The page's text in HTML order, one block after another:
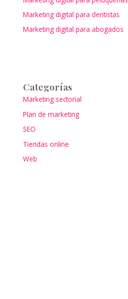
Marketing digital para dentistas
Marketing digital para abogados
Categorías
Marketing sectorial
Plan de marketing
SEO
Tiendas online
Web